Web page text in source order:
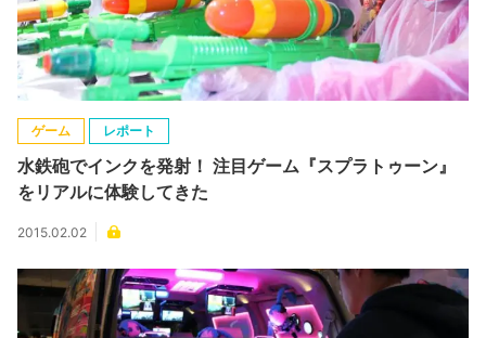
ゲーム レポート
水鉄砲でインクを発射！ 注目ゲーム『スプラトゥーン』
をリアルに体験してきた
2015.02.02